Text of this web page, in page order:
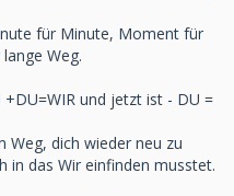
für Minute, Moment für
Weg.
und jetzt ist - DU =
dich wieder neu zu
in das Wir einfinden musstet.